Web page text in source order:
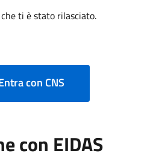
ti è stato rilasciato.
con CNS
con EIDAS